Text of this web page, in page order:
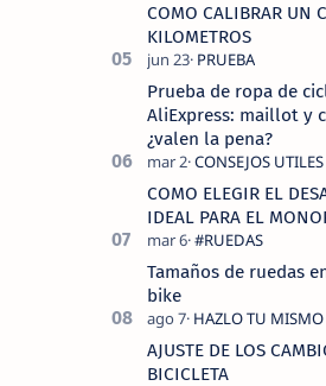
COMO CALIBRAR UN
KILOMETROS
Prueba de ropa de
AliExpress: maillot y
¿valen la pena?
COMO ELEGIR EL
IDEAL PARA EL
Tamaños de ruedas
bike
AJUSTE DE LOS
BICICLETA